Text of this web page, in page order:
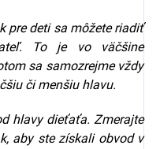
pre deti sa môžete riadiť
To je vo väčšine
sa samozrejme vždy
či menšiu hlavu.
hlavy dieťaťa. Zmerajte
aby ste získali obvod v